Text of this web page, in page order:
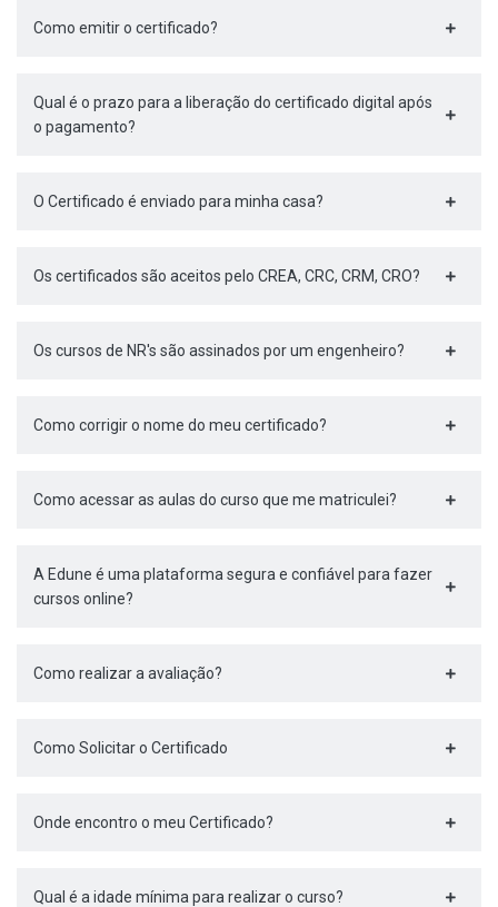
Como emitir o certificado?
Qual é o prazo para a liberação do certificado digital após
o pagamento?
O Certificado é enviado para minha casa?
Os certificados são aceitos pelo CREA, CRC, CRM, CRO?
Os cursos de NR's são assinados por um engenheiro?
Como corrigir o nome do meu certificado?
Como acessar as aulas do curso que me matriculei?
A Edune é uma plataforma segura e confiável para fazer
cursos online?
Como realizar a avaliação?
Como Solicitar o Certificado
Onde encontro o meu Certificado?
Qual é a idade mínima para realizar o curso?